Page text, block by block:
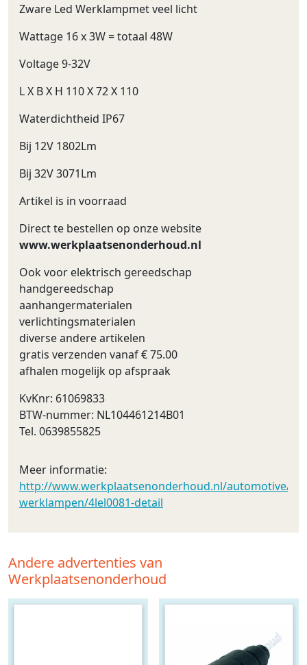
Zware Led Werklampmet veel licht
Wattage 16 x 3W = totaal 48W
Voltage 9-32V
L X B X H 110 X 72 X 110
Waterdichtheid IP67
Bij 12V 1802Lm
Bij 32V 3071Lm
Artikel is in voorraad
Direct te bestellen op onze website
www.werkplaatsenonderhoud.nl
Ook voor elektrisch gereedschap
handgereedschap
aanhangermaterialen
verlichtingsmaterialen
diverse andere artikelen
gratis verzenden vanaf € 75.00
afhalen mogelijk op afspraak
KvKnr: 61069833
BTW-nummer: NL104461214B01
Tel. 0639855825
Meer informatie:
http://www.werkplaatsenonderhoud.nl/automotive/
werklampen/4lel0081-detail
Andere advertenties van
Werkplaatsenonderhoud